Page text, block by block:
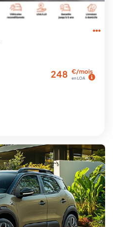
248 €/mois
en LOA